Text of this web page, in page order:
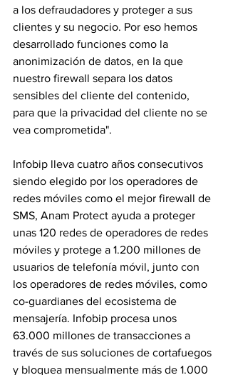
a los defraudadores y proteger a sus
clientes y su negocio. Por eso hemos
desarrollado funciones como la
anonimización de datos, en la que
nuestro firewall separa los datos
sensibles del cliente del contenido,
para que la privacidad del cliente no se
vea comprometida".
Infobip lleva cuatro años consecutivos
siendo elegido por los operadores de
redes móviles como el mejor firewall de
SMS, Anam Protect ayuda a proteger
unas 120 redes de operadores de redes
móviles y protege a 1.200 millones de
usuarios de telefonía móvil, junto con
los operadores de redes móviles, como
co-guardianes del ecosistema de
mensajería. Infobip procesa unos
63.000 millones de transacciones a
través de sus soluciones de cortafuegos
y bloquea mensualmente más de 1.000